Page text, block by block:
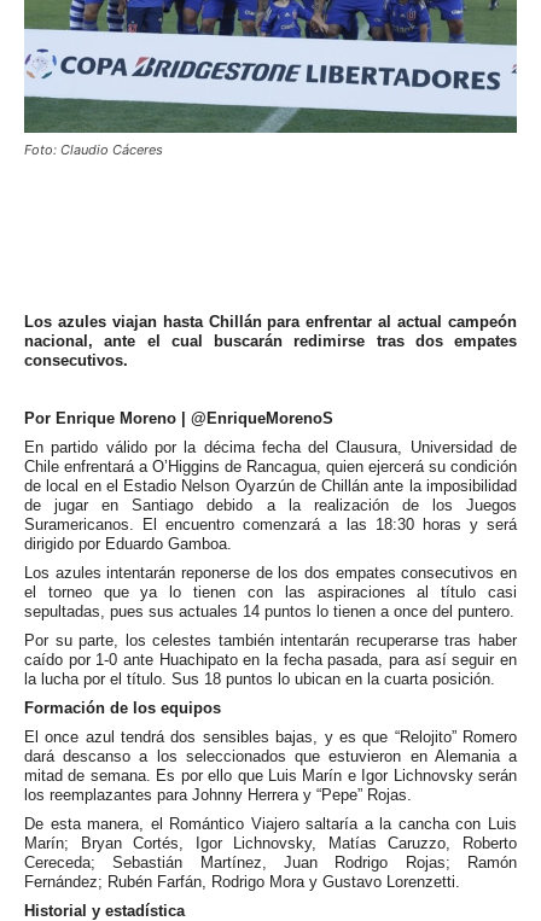
Foto: Claudio Cáceres
Los azules viajan hasta Chillán para enfrentar al actual campeón
nacional, ante el cual buscarán redimirse tras dos empates
consecutivos.
Por Enrique Moreno | @EnriqueMorenoS
En partido válido por la décima fecha del Clausura, Universidad de
Chile enfrentará a O’Higgins de Rancagua, quien ejercerá su condición
de local en el Estadio Nelson Oyarzún de Chillán ante la imposibilidad
de jugar en Santiago debido a la realización de los Juegos
Suramericanos. El encuentro comenzará a las 18:30 horas y será
dirigido por Eduardo Gamboa.
Los azules intentarán reponerse de los dos empates consecutivos en
el torneo que ya lo tienen con las aspiraciones al título casi
sepultadas, pues sus actuales 14 puntos lo tienen a once del puntero.
Por su parte, los celestes también intentarán recuperarse tras haber
caído por 1-0 ante Huachipato en la fecha pasada, para así seguir en
la lucha por el título. Sus 18 puntos lo ubican en la cuarta posición.
Formación de los equipos
El once azul tendrá dos sensibles bajas, y es que “Relojito” Romero
dará descanso a los seleccionados que estuvieron en Alemania a
mitad de semana. Es por ello que Luis Marín e Igor Lichnovsky serán
los reemplazantes para Johnny Herrera y “Pepe” Rojas.
De esta manera, el Romántico Viajero saltaría a la cancha con Luis
Marín; Bryan Cortés, Igor Lichnovsky, Matías Caruzzo, Roberto
Cereceda; Sebastián Martínez, Juan Rodrigo Rojas; Ramón
Fernández; Rubén Farfán, Rodrigo Mora y Gustavo Lorenzetti.
Historial y estadística